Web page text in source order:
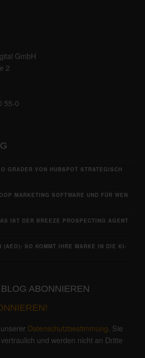
GmbH
2
55-0
GRADER VON HUBSPOT STRATEGISCH
MARKETING SOFTWARE UND FÜR WEN
IST DER BREEZE PROSPECTING AGENT
(AEO): SO KOMMT IHRE MARKE IN DIE KI-
ABONNIEREN
Datenschutzbestimmung . Sie
und werden nicht an Dritte